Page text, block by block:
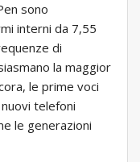
sono
interni da 7,55
di
la maggior
le prime voci
telefoni
le generazioni